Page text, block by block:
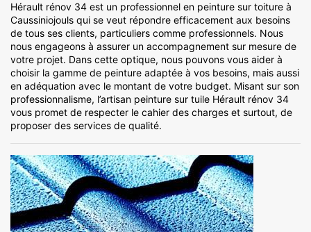
Hérault rénov 34 est un professionnel en peinture sur toiture à
Caussiniojouls qui se veut répondre efficacement aux besoins
de tous ses clients, particuliers comme professionnels. Nous
nous engageons à assurer un accompagnement sur mesure de
votre projet. Dans cette optique, nous pouvons vous aider à
choisir la gamme de peinture adaptée à vos besoins, mais aussi
en adéquation avec le montant de votre budget. Misant sur son
professionnalisme, l’artisan peinture sur tuile Hérault rénov 34
vous promet de respecter le cahier des charges et surtout, de
proposer des services de qualité.